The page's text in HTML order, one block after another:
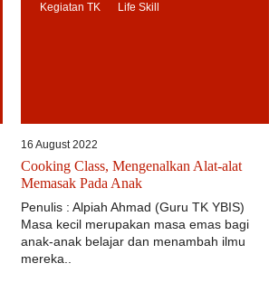
Kegiatan TK Life Skill
16 August 2022
Cooking Class, Mengenalkan Alat-alat
Memasak Pada Anak
Penulis : Alpiah Ahmad (Guru TK YBIS)
Masa kecil merupakan masa emas bagi
anak-anak belajar dan menambah ilmu
mereka..